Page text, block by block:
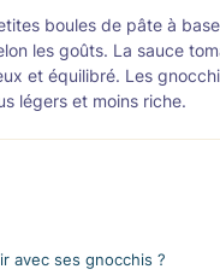
boules de pâte à
les goûts. La sauce
et équilibré. Les
légers et moins riche.
avec ses gnocchis ?